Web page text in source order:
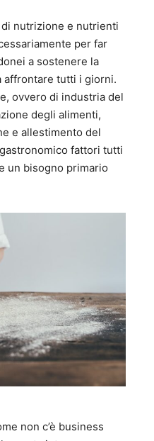
nutrizione e nutrienti
per far
a sostenere la
affrontare tutti i giorni.
ovvero di industria del
degli alimenti,
e allestimento del
fattori tutti
un bisogno primario
non c’è business